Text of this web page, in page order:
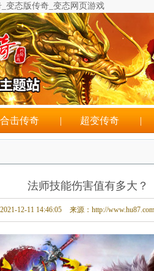
变态版传奇_变态网页游戏
合击传奇 | 超变传奇 |
法师技能伤害值有多大？
12-11 14:46:05 来源：http://www.hu87.com